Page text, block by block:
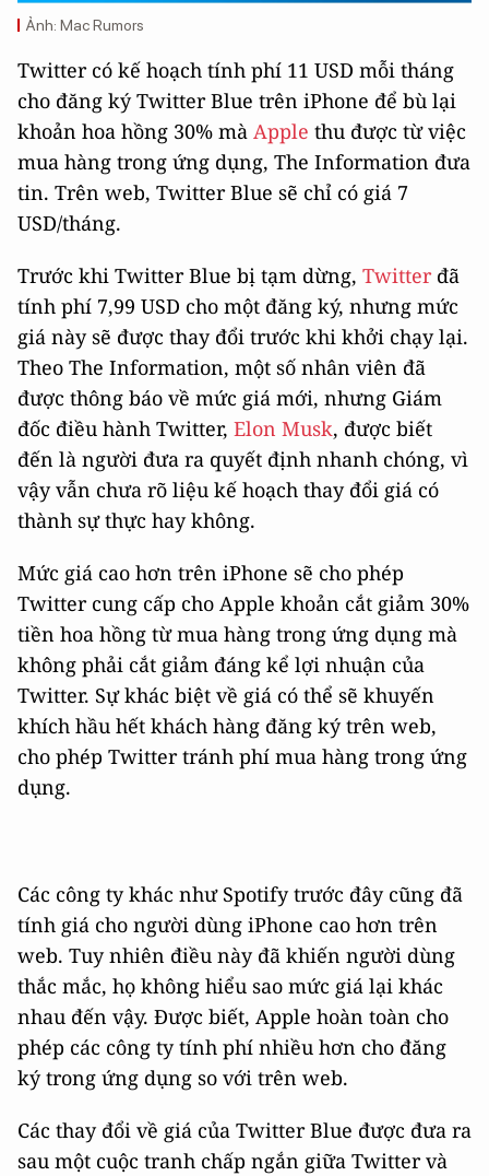
Ảnh: Mac Rumors
Twitter có kế hoạch tính phí 11 USD mỗi tháng
cho đăng ký Twitter Blue trên iPhone để bù lại
khoản hoa hồng 30% mà Apple thu được từ việc
mua hàng trong ứng dụng, The Information đưa
tin. Trên web, Twitter Blue sẽ chỉ có giá 7
USD/tháng.
Trước khi Twitter Blue bị tạm dừng, Twitterđã
tính phí 7,99 USD cho một đăng ký, nhưng mức
giá này sẽ được thay đổi trước khi khởi chạy lại.
Theo The Information, một số nhân viên đã
được thông báo về mức giá mới, nhưng Giám
đốc điều hành Twitter, Elon Musk, được biết
đến là người đưa ra quyết định nhanh chóng, vì
vậy vẫn chưa rõ liệu kế hoạch thay đổi giá có
thành sự thực hay không.
Mức giá cao hơn trên ‌iPhone‌ sẽ cho phép
Twitter cung cấp cho Apple khoản cắt giảm 30%
tiền hoa hồng từ mua hàng trong ứng dụng mà
không phải cắt giảm đáng kể lợi nhuận của
Twitter. Sự khác biệt về giá có thể sẽ khuyến
khích hầu hết khách hàng đăng ký trên web,
cho phép Twitter tránh phí mua hàng trong ứng
dụng.
Các công ty khác như Spotify trước đây cũng đã
tính giá cho người dùng iPhone‌ cao hơn trên
web. Tuy nhiên điều này đã khiến người dùng
thắc mắc, họ không hiểu sao mức giá lại khác
nhau đến vậy. Được biết, Apple hoàn toàn cho
phép các công ty tính phí nhiều hơn cho đăng
ký trong ứng dụng so với trên web.
Các thay đổi về giá của Twitter Blue được đưa ra
sau một cuộc tranh chấp ngắn giữa Twitter và